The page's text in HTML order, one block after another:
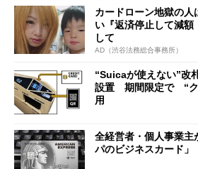
開催
カードローン地獄の
い『返済停止して減
して
AD（渋谷法務総合事務所）
“Suicaが使えない”改
設置 期間限定で “ク
用
全経営者・個人事業主
パのビジネスカード」